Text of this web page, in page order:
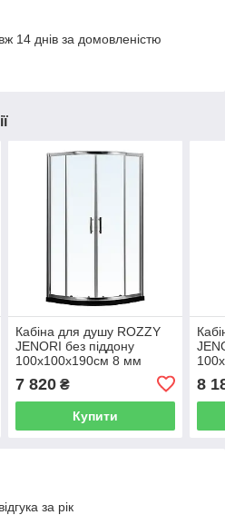
14 днів за домовленістю
Кабіна для душу ROZZY
JENORI без піддону
100x100x190см 8 мм
258225 K9170-FBM-1006
7 820₴
Купити
8
за рік